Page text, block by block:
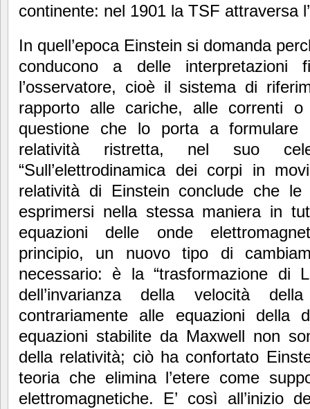
continente: nel 1901 la TSF attraversa
In quell’epoca Einstein si domanda
conducono a delle interpretazioni
l’osservatore, cioè il sistema di
rapporto alle cariche, alle correnti o
questione che lo porta a
relatività ristretta, nel suo
“Sull’elettrodinamica dei corpi in
relatività di Einstein conclude che
esprimersi nella stessa maniera in
equazioni delle onde
principio, un nuovo tipo di
necessario: è la “trasformazione di
dell’invarianza della velocità
contrariamente alle equazioni della
equazioni stabilite da Maxwell non
della relatività; ciò ha confortato
teoria che elimina l’etere come
elettromagnetiche. E’ così all’inizio